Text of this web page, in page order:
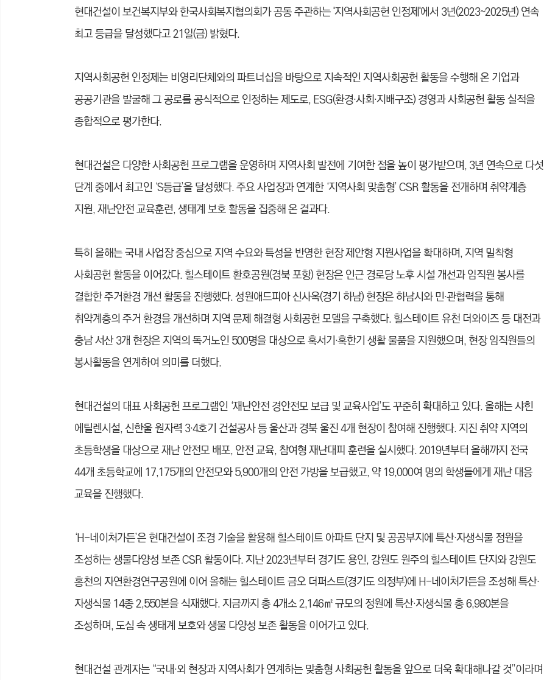
현대건설이 보건복지부와 한국사회복지협의회가 공동 주관하는 '지역사회공헌 인정제'에서 3년(2023~2025년) 연속
최고 등급을 달성했다고 21일(금) 밝혔다.
지역사회공헌 인정제는 비영리단체와의 파트너십을 바탕으로 지속적인 지역사회공헌 활동을 수행해 온 기업과
공공기관을 발굴해 그 공로를 공식적으로 인정하는 제도로, ESG(환경·사회·지배구조) 경영과 사회공헌 활동 실적을
종합적으로 평가한다.
현대건설은 다양한 사회공헌 프로그램을 운영하며 지역사회 발전에 기여한 점을 높이 평가받으며, 3년 연속으로 다섯
단계 중에서 최고인 ‘S등급’을 달성했다. 주요 사업장과 연계한 ‘지역사회 맞춤형’ CSR 활동을 전개하며 취약계층
지원, 재난안전 교육훈련, 생태계 보호 활동을 집중해 온 결과다.
특히 올해는 국내 사업장 중심으로 지역 수요와 특성을 반영한 현장 제안형 지원사업을 확대하며, 지역 밀착형
사회공헌 활동을 이어갔다. 힐스테이트 환호공원(경북 포항) 현장은 인근 경로당 노후 시설 개선과 임직원 봉사를
결합한 주거환경 개선 활동을 진행했다. 성원애드피아 신사옥(경기 하남) 현장은 하남시와 민·관협력을 통해
취약계층의 주거 환경을 개선하며 지역 문제 해결형 사회공헌 모델을 구축했다. 힐스테이트 유천 더와이즈 등 대전과
충남 서산 3개 현장은 지역의 독거노인 500명을 대상으로 혹서기·혹한기 생활 물품을 지원했으며, 현장 임직원들의
봉사활동을 연계하여 의미를 더했다.
현대건설의 대표 사회공헌 프로그램인 ‘재난안전 경안전모 보급 및 교육사업’도 꾸준히 확대하고 있다. 올해는 샤힌
에틸렌시설, 신한울 원자력 3·4호기 건설공사 등 울산과 경북 울진 4개 현장이 참여해 진행했다. 지진 취약 지역의
초등학생을 대상으로 재난 안전모 배포, 안전 교육, 참여형 재난대피 훈련을 실시했다. 2019년부터 올해까지 전국
44개 초등학교에 17,175개의 안전모와 5,900개의 안전 가방을 보급했고, 약 19,000여 명의 학생들에게 재난 대응
교육을 진행했다.
‘H-네이처가든’은 현대건설이 조경 기술을 활용해 힐스테이트 아파트 단지 및 공공부지에 특산·자생식물 정원을
조성하는 생물다양성 보존 CSR 활동이다. 지난 2023년부터 경기도 용인, 강원도 원주의 힐스테이트 단지와 강원도
홍천의 자연환경연구공원에 이어 올해는 힐스테이트 금오 더퍼스트(경기도 의정부)에 H-네이처가든을 조성해 특산·
자생식물 14종 2,550본을 식재했다. 지금까지 총 4개소 2,146㎡ 규모의 정원에 특산·자생식물 총 6,980본을
조성하며, 도심 속 생태계 보호와 생물 다양성 보존 활동을 이어가고 있다.
현대건설 관계자는 “국내·외 현장과 지역사회가 연계하는 맞춤형 사회공헌 활동을 앞으로 더욱 확대해나갈 것”이라며